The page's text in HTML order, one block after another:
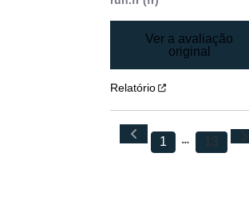
Ver a avaliação
original
Relatório
1 13